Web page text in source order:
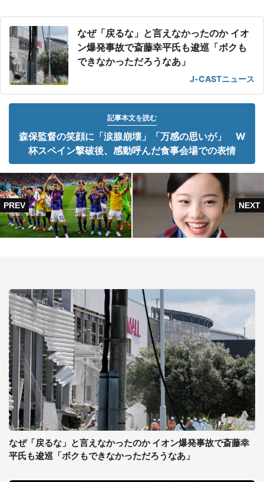
なぜ「戻るな」と言えなかったのか イオ
ン爆発事故で斎藤幸平氏も逡巡「ボクも
できなかっただろうなあ」
J-CASTニュース
記事本文を読む
森保監督の笑顔に「涙腺崩壊」「万感の思いが」 W
杯スペイン撃破後、感動呼んだ食事会場での表情
なぜ「戻るな」と言えなかったのか イオン爆発事故で斎藤幸
平氏も逡巡「ボクもできなかっただろうなあ」